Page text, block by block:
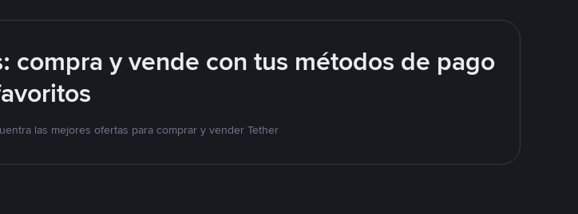
compra y vende con tus métodos de pago
las mejores ofertas para comprar y vender Tether